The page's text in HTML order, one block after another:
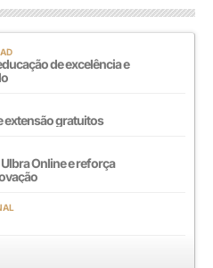
de excelência e
extensão gratuitos
Online e reforça